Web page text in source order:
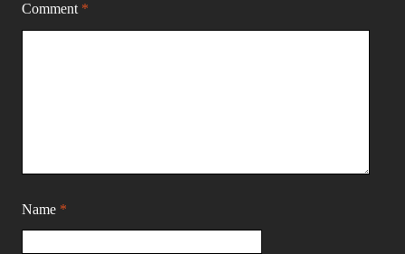
Comment *
Name *